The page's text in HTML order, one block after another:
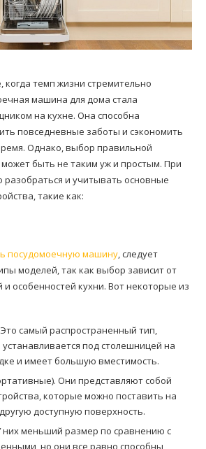
темп жизни стремительно
машина для дома стала
на кухне. Она способна
повседневные заботы и сэкономить
Однако, выбор правильной
быть не таким уж и простым. При
и учитывать основные
такие как:
посудомоечную машину, следует
моделей, так как выбор зависит от
особенностей кухни. Вот некоторые из
самый распространенный тип,
под столешницей на
и имеет большую вместимость.
Они представляют собой
которые можно поставить на
доступную поверхность.
них меньший размер по сравнению с
но они все равно способны